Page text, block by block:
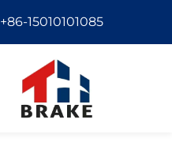
+86-15010101085